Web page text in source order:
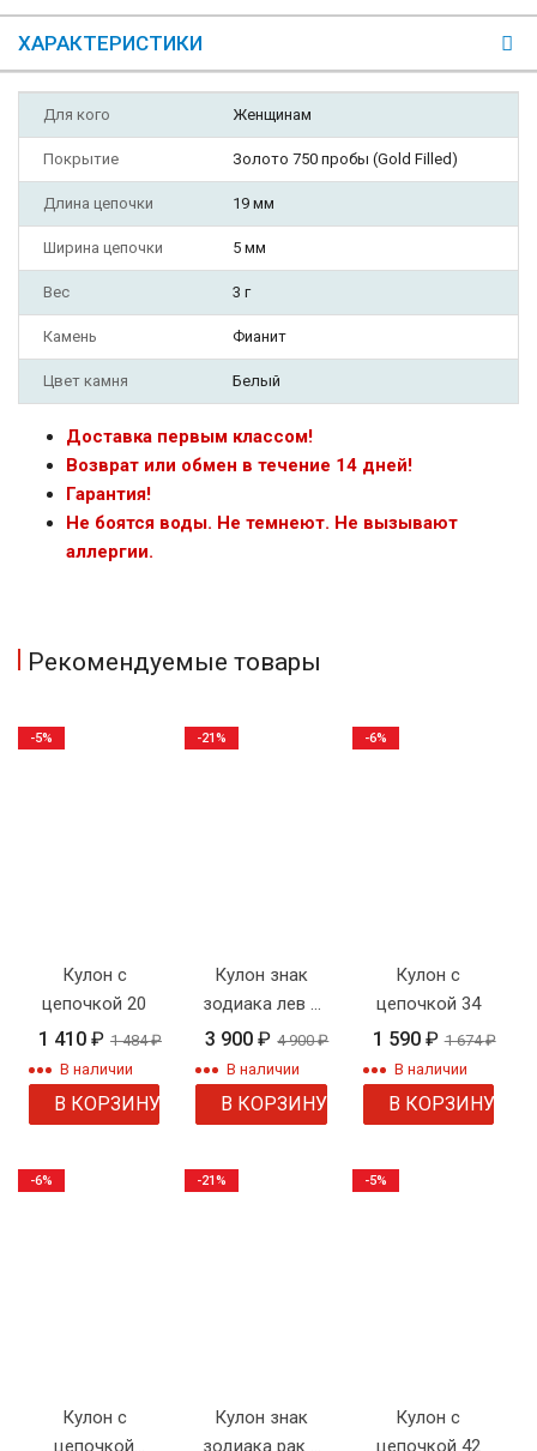
ХАРАКТЕРИСТИКИ
Для кого Женщинам
Покрытие Золото 750 пробы (Gold Filled)
Длина цепочки 19 мм
Ширина цепочки 5 мм
Вес 3 г
Камень Фианит
Цвет камня Белый
Доставка первым классом!
Возврат или обмен в течение 14 дней!
Гарантия!
Не боятся воды. Не темнеют. Не вызывают
аллергии.
Рекомендуемые товары
Кулон с
цепочкой 20
1 410 ₽ 1 484₽
В наличии
В КОРЗИНУ
-5%
Кулон знак
зодиака лев с
цепочкой
3 900₽ 4 900₽
В наличии
В КОРЗИНУ
-21%
Кулон с
цепочкой 34
1 590 ₽ 1 674₽
В наличии
В КОРЗИНУ
-6%
Кулон с
-6%
Кулон знак
-21%
Кулон с
-5%